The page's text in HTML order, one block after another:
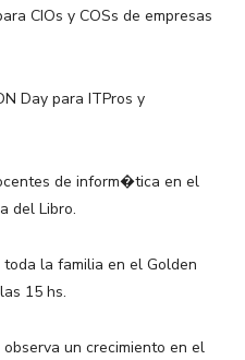
CIOs y COSs de empresas
Day para ITPros y
de inform�tica en el
del Libro.
toda la familia en el Golden
15 hs.
observa un crecimiento en el